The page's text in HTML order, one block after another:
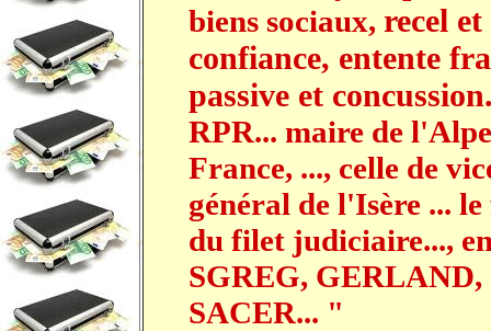
biens sociaux, recel
confiance, entente
passive et
RPR... maire de
France, ..., celle de
général de l'Isère ...
du filet judiciaire...,
SGREG,
SACER... "